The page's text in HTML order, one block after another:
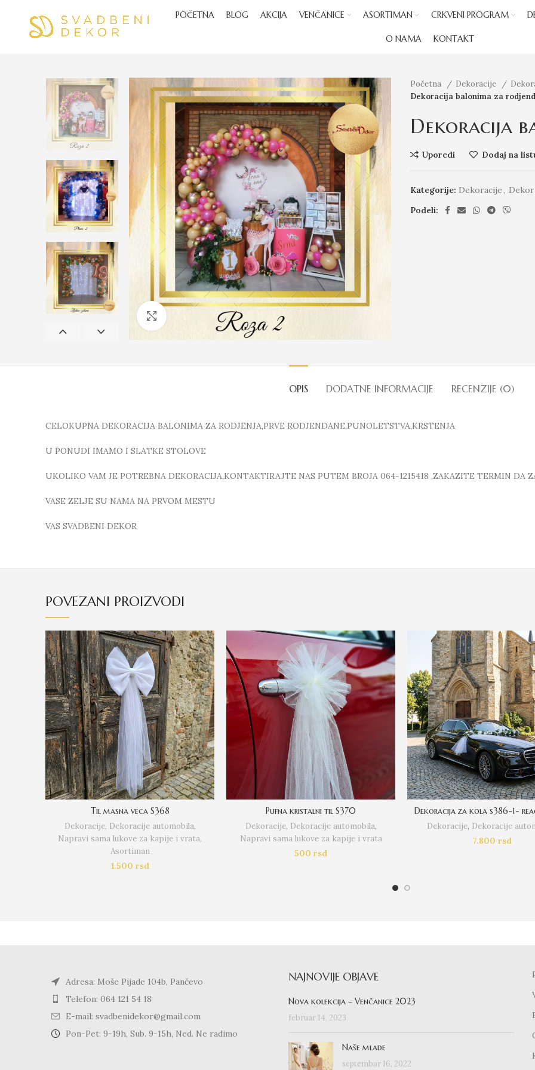
POČETNA BLOG AKCIJA VENČANICE ASORTIMAN CRKVENI PROGRAM
O NAMA KONTAKT
Click to enlarge
Početna Dekoracije
Dekoracija balonima za
Dekoracija
Uporedi Dodaj na
Kategorije: Dekoracije,
Podeli:
OPIS DODATNE INFORMACIJE RECENZIJE (0)
CELOKUPNA DEKORACIJA BALONIMA ZA RODJENJA,PRVE RODJENDANE,PUNOLETSTVA,KRSTENJA
U PONUDI IMAMO I SLATKE STOLOVE
UKOLIKO VAM JE POTREBNA DEKORACIJA,KONTAKTIRAJTE NAS PUTEM BROJA 064-1215418 ,ZAKAZITE TERMIN DA
VASE ZELJE SU NAMA NA PRVOM MESTU
VAS SVADBENI DEKOR
POVEZANI PROIZVODI
Til masna veca S368
Dekoracije, Dekoracije automobila,
Napravi sama lukove za kapije i vrata,
Asortiman
1.500 rsd
Pufna kristalni til S370
Dekoracije, Dekoracije automobila,
Napravi sama lukove za kapije i vrata
500 rsd
Dekoracija za kola s386-1-
Dekoracije, Dekoracije
7.800 rsd
Adresa: Moše Pijade 104b, Pančevo
Telefon: 064 121 54 18
E-mail: svadbenidekor@gmail.com
Pon-Pet: 9-19h, Sub. 9-15h, Ned. Ne radimo
NAJNOVIJE OBJAVE
Nova kolekcija – Venčanice 2023
februar 14, 2023
Naše mlade
septembar 16, 2022